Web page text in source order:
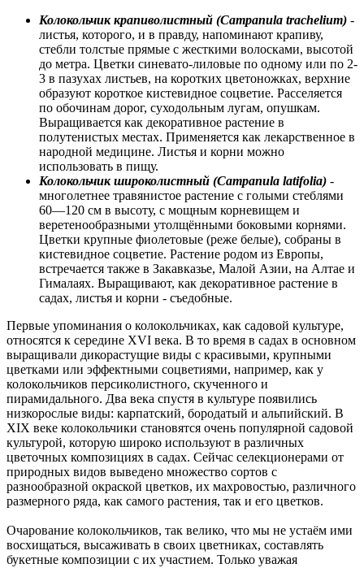
Колокольчик крапиволистный (Campanula trachelium) -
листья, которого, и в правду, напоминают крапиву,
стебли толстые прямые с жесткими волосками, высотой
до метра. Цветки синевато-лиловые по одному или по 2-
3 в пазухах листьев, на коротких цветоножках, верхние
образуют короткое кистевидное соцветие. Расселяется
по обочинам дорог, суходольным лугам, опушкам.
Выращивается как декоративное растение в
полутенистых местах. Применяется как лекарственное в
народной медицине. Листья и корни можно
использовать в пищу.
Колокольчик широколистный (Campanula latifolia) -
многолетнее травянистое растение с голыми стеблями
60—120 см в высоту, с мощным корневищем и
веретенообразными утолщёнными боковыми корнями.
Цветки крупные фиолетовые (реже белые), собраны в
кистевидное соцветие. Растение родом из Европы,
встречается также в Закавказье, Малой Азии, на Алтае и
Гималаях. Выращивают, как декоративное растение в
садах, листья и корни - съедобные.
Первые упоминания о колокольчиках, как садовой культуре,
относятся к середине XVI века. В то время в садах в основном
выращивали дикорастущие виды с красивыми, крупными
цветками или эффектными соцветиями, например, как у
колокольчиков персиколистного, скученного и
пирамидального. Два века спустя в культуре появились
низкорослые виды: карпатский, бородатый и альпийский. В
XIX веке колокольчики становятся очень популярной садовой
культурой, которую широко используют в различных
цветочных композициях в садах. Сейчас селекционерами от
природных видов выведено множество сортов с
разнообразной окраской цветков, их махровостью, различного
размерного ряда, как самого растения, так и его цветков.
Очарование колокольчиков, так велико, что мы не устаём ими
восхищаться, высаживать в своих цветниках, составлять
букетные композиции с их участием. Только уважая